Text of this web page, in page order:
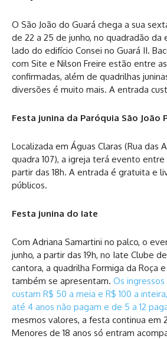
O São João do Guará chega a sua
de 22 a 25 de junho, no quadradão da
lado do edifício Consei no Guará II.
com Site e Nilson Freire estão entre
confirmadas, além de quadrilhas
diversões é muito mais. A entrada
Festa junina da Paróquia São João
Localizada em Águas Claras (Rua das
quadra 107), a igreja terá evento entre
partir das 18h. A entrada é gratuita e
públicos.
Festa junina do Iate
Com Adriana Samartini no palco, o
junho, a partir das 19h, no Iate Clube
cantora, a quadrilha Formiga da Roça
também se apresentam. Os
custam R$ 50 a meia e R$ 100 a
até 4 anos não pagam e de 5 a 12
mesmos valores, a festa continua em
Menores de 18 anos só entram